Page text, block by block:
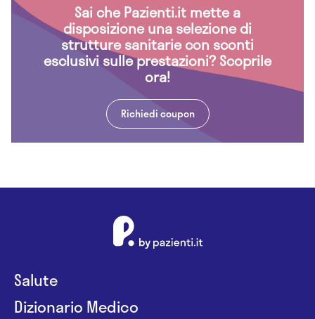
Sai che Pazienti.it mette a
disposizione una selezione di
strutture sanitarie con sconti
esclusivi sulle prestazioni? Scoprile
ora!
Richiedi coupon
Salute
Dizionario Medico